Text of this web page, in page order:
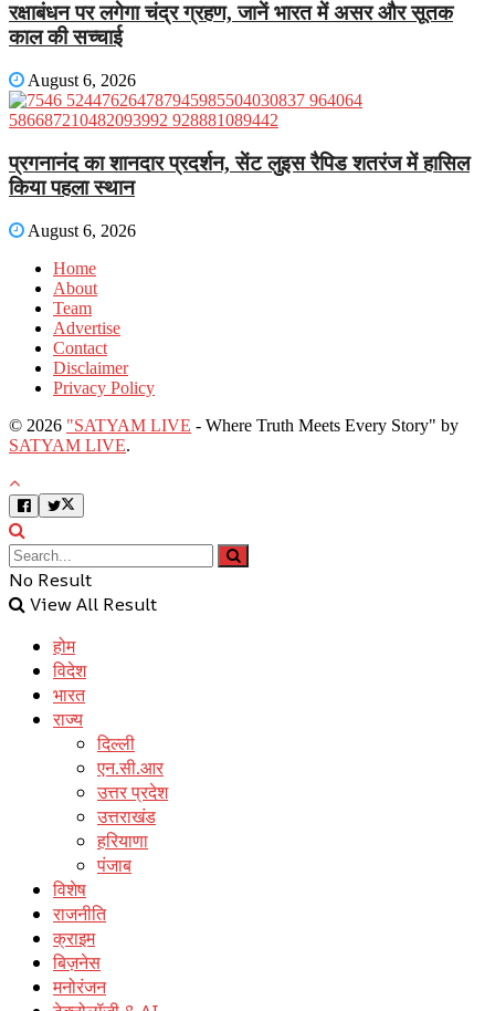
रक्षाबंधन पर लगेगा चंद्र ग्रहण, जानें भारत में असर और सूतक
काल की सच्चाई
August 6, 2026
प्रगनानंद का शानदार प्रदर्शन, सेंट लुइस रैपिड शतरंज में हासिल
किया पहला स्थान
August 6, 2026
Home
About
Team
Advertise
Contact
Disclaimer
Privacy Policy
© 2026 "SATYAM LIVE - Where Truth Meets Every Story" by
SATYAM LIVE.
No Result
View All Result
होम
विदेश
भारत
राज्य
दिल्ली
एन.सी.आर
उत्तर प्रदेश
उत्तराखंड
हरियाणा
पंजाब
विशेष
राजनीति
क्राइम
बिज़नेस
मनोरंजन